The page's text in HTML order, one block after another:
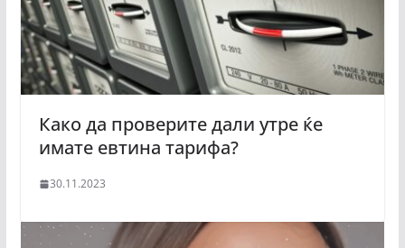
Како да проверите дали утре ќе
имате евтина тарифа?
30.11.2023